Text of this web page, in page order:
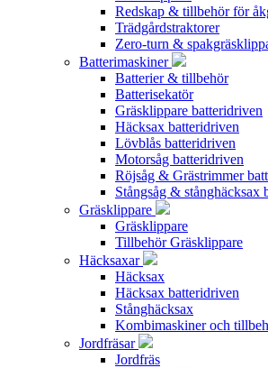
Redskap & tillbehör för
Trädgårdstraktorer
Zero-turn &
Batterimaskiner
Batterier & tillbehör
Batterisekatör
Gräsklippare batteridriven
Häcksax batteridriven
Lövblås batteridriven
Motorsåg batteridriven
Röjsåg & Grästrimmer
Stångsåg & stånghäcksax
Gräsklippare
Gräsklippare
Tillbehör Gräsklippare
Häcksaxar
Häcksax
Häcksax batteridriven
Stånghäcksax
Kombimaskiner och
Jordfräsar
Jordfräs